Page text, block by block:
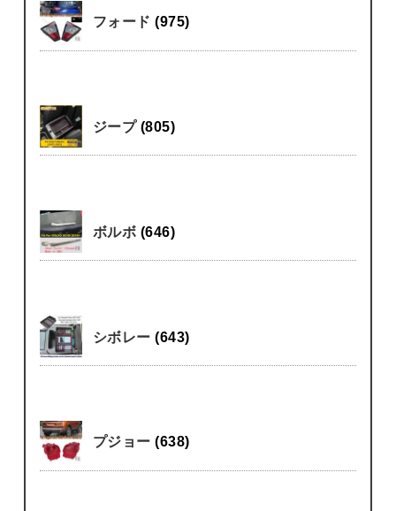
フォード(975)
ジープ (805)
ボルボ (646)
シボレー(643)
プジョー(638)